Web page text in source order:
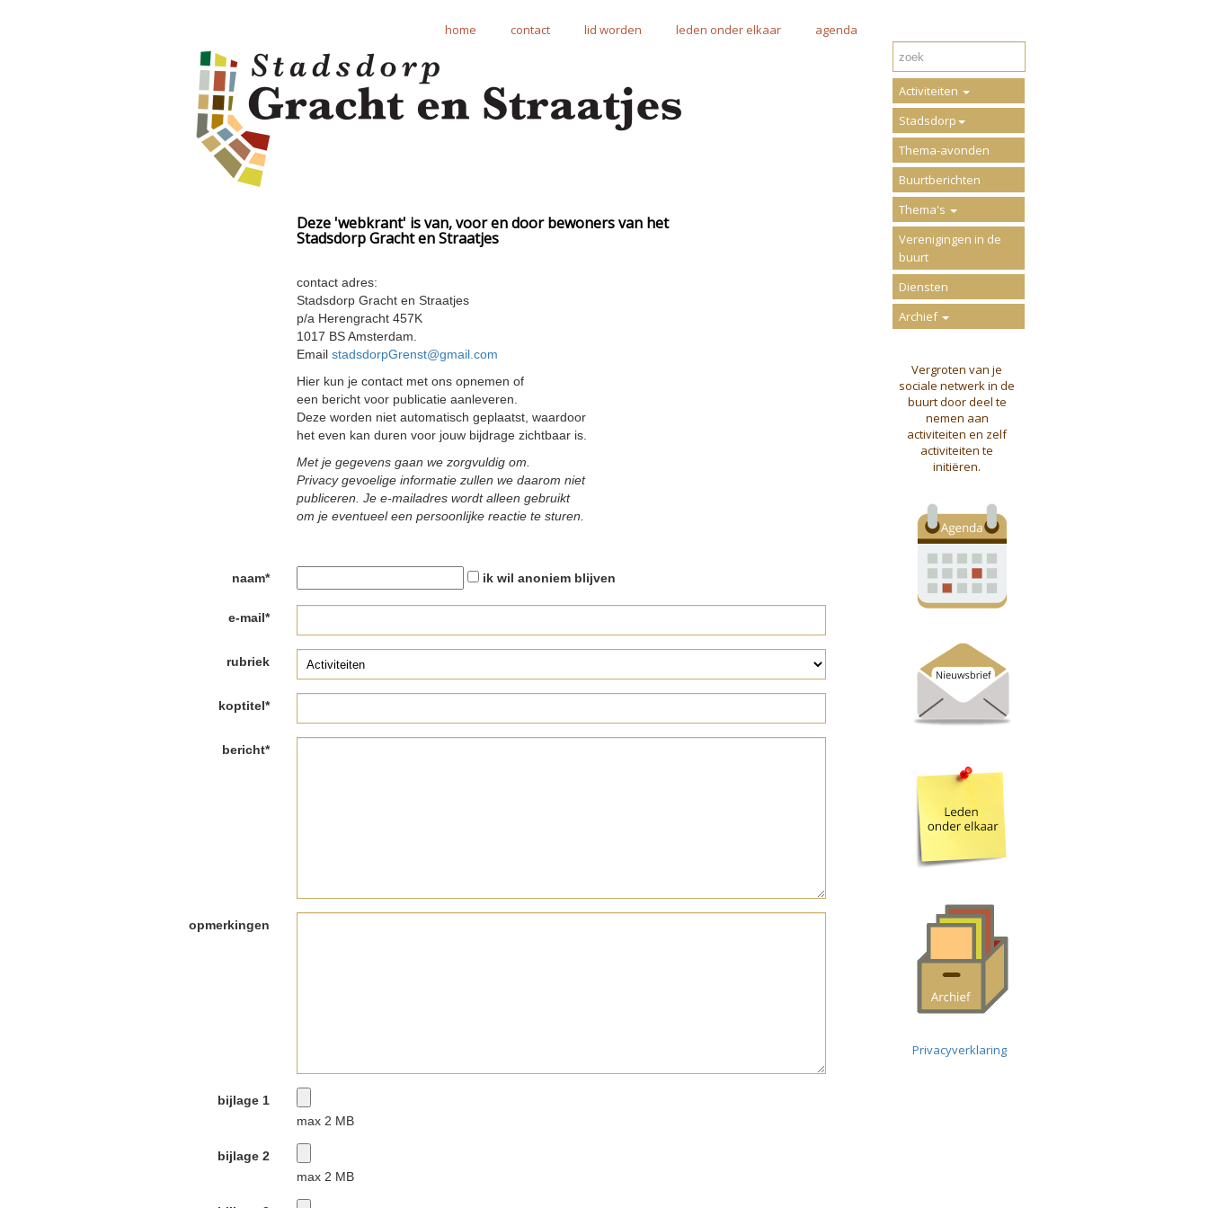
home contact lid worden leden onder elkaar agenda
Deze 'webkrant' is van, voor en door bewoners van het
Stadsdorp Gracht en Straatjes
contact adres:
Stadsdorp Gracht en Straatjes
p/a Herengracht 457K
1017 BS Amsterdam.
EmailstadsdorpGrenst@gmail.com
Hier kun je contact met ons opnemen of
een bericht voor publicatie aanleveren.
Deze worden niet automatisch geplaatst, waardoor
het even kan duren voor jouw bijdrage zichtbaar is.
Met je gegevens gaan we zorgvuldig om.
Privacy gevoelige informatie zullen we daarom niet
publiceren. Je e-mailadres wordt alleen gebruikt
om je eventueel een persoonlijke reactie te sturen.
naam* ik wil anoniem blijven
e-mail*
rubriek
koptitel*
bericht*
opmerkingen
bijlage 1
max 2 MB
bijlage 2
max 2 MB
Activiteiten
Stadsdorp
Thema-avonden
Buurtberichten
Thema's
Verenigingen in de
buurt
Diensten
Archief
Vergroten van je
sociale netwerk in de
buurt door deel te
nemen aan
activiteiten en zelf
activiteiten te
initiëren.
Privacyverklaring